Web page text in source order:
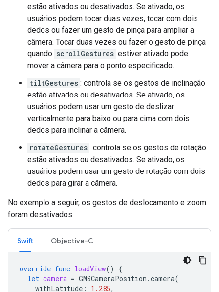
estão ativados ou desativados. Se ativado, os
usuários podem tocar duas vezes, tocar com dois
dedos ou fazer um gesto de pinça para ampliar a
câmera. Tocar duas vezes ou fazer o gesto de pinça
quando scrollGestures estiver ativado pode
mover a câmera para o ponto especificado.
tiltGestures : controla se os gestos de inclinação
estão ativados ou desativados. Se ativado, os
usuários podem usar um gesto de deslizar
verticalmente para baixo ou para cima com dois
dedos para inclinar a câmera.
rotateGestures : controla se os gestos de rotação
estão ativados ou desativados. Se ativado, os
usuários podem usar um gesto de rotação com dois
dedos para girar a câmera.
No exemplo a seguir, os gestos de deslocamento e zoom
foram desativados.
Swift Objective-C
override func loadView()
{
let camera = GMSCameraPosition .camera(
withLatitude : 1.285,